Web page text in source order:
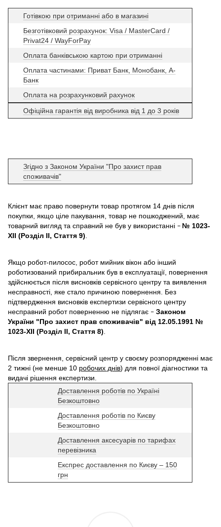
Готівкою при отриманні або в магазині
Безготівковий розрахунок: Visa / MasterCard /
Privat24 / WayForPay
Оплата банківською картою при отриманні
Оплата частинами: Приват Банк, Монобанк, А-
Банк
Оплата на розрахунковий рахунок
Офіційна гарантія від виробника від 1 до 3 років
Згідно з Законом України "Про захист прав
споживачів"
Клієнт має право повернути товар протягом 14 днів після
покупки, якщо ціле пакування, товар не пошкоджений, має
товарний вигляд та справний не був у використанні – № 1023-
XII (Розділ II, Стаття 9)
Якщо робот-пилосос, робот мийник вікон або інший
роботизований прибиральник був в експлуатації, повернення
здійснюється після висновків сервісного центру та виявлення
несправності, яке стало причиною повернення. Без
підтвердження висновків експертизи сервісного центру
несправний робот поверненню не підлягає – Законом
України "Про захист прав споживачів" від 12.05.1991 №
1023-XII (Розділ II, Стаття 8)
Після звернення, сервісний центр у своєму розпорядженні має
2 тижні (не менше 10 робочих днів) для повної діагностики та
видачі рішення експертизи.
Доставлення роботів по Україні
Безкоштовно
Доставлення роботів по Києву
Безкоштовно
Доставлення аксесуарів по тарифах
перевізника
Експрес доставлення по Києву – 150
грн